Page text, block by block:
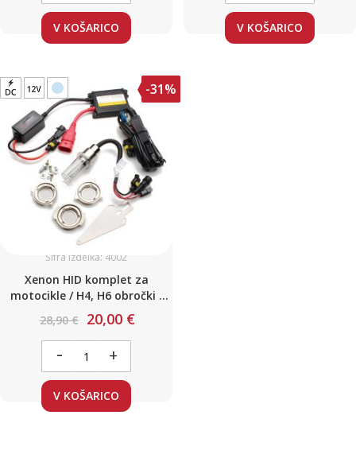
V KOŠARICO V KOŠARICO
-31%
Šifra izdelka: 4002
Xenon HID komplet za
motocikle / H4, H6 obročki /
35W / 6000K
28,90 € 20,00 €
- +
V KOŠARICO